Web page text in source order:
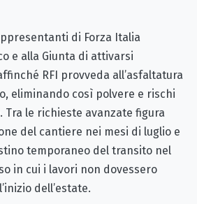
di Forza Italia
e alla Giunta di attivarsi
RFI provveda all’asfaltatura
eliminando così polvere e rischi
Tra le richieste avanzate figura
del cantiere nei mesi di luglio e
temporaneo del transito nel
in cui i lavori non dovessero
dell’estate.